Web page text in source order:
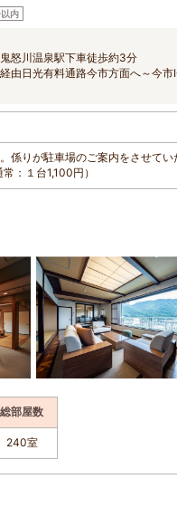
内
怒川温泉駅下車徒歩約3分
由日光有料通路今市方面へ～今
係りが駐車場のご案内をさせてい
：１台1,100円）
総部屋数
240室